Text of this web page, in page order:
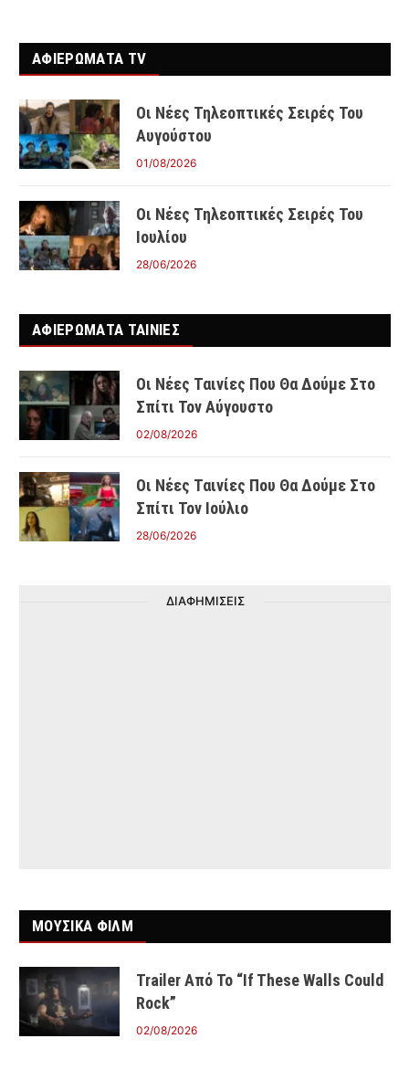
ΑΦΙΕΡΩΜΑΤΑ TV
Οι Νέες Τηλεοπτικές Σειρές Του
Αυγούστου
01/08/2026
Οι Νέες Τηλεοπτικές Σειρές Του
Ιουλίου
28/06/2026
ΑΦΙΕΡΩΜΑΤΑ ΤΑΙΝΊΕΣ
Οι Νέες Ταινίες Που Θα Δούμε Στο
Σπίτι Τον Αύγουστο
02/08/2026
Οι Νέες Ταινίες Που Θα Δούμε Στο
Σπίτι Τον Ιούλιο
28/06/2026
ΔΙΑΦΗΜΙΣΕΙΣ
ΜΟΥΣΙΚΑ ΦΙΛΜ
Trailer Από Το “If These Walls Could
Rock”
02/08/2026